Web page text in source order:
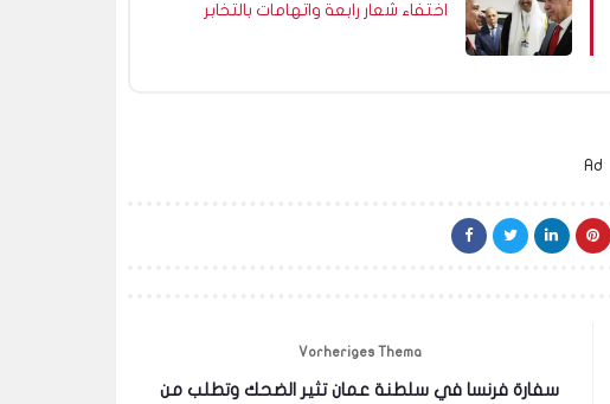
اختفاء شعار رابعة واتهامات بالتخابر
Ad
Vorheriges Thema
سفارة فرنسا في سلطنة عمان تثير الضحك وتطلب من